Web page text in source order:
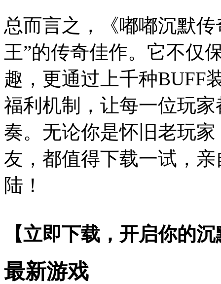
总而言之，《嘟嘟沉默
王”的传奇佳作。它不仅
趣，更通过上千种BUFF
福利机制，让每一位玩
奏。无论你是怀旧老玩
友，都值得下载一试，
陆！
【立即下载，开启你的
最新游戏